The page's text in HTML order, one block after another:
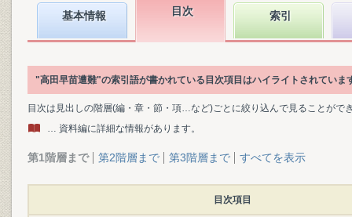
基本情報 目次 索引
"高田早苗遭難"の索引語が書かれている目次項目はハイライトされていま
目次は見出しの階層(編・章・節・項…など)ごとに絞り込んで見ることがで
… 資料編に詳細な情報があります。
第1階層まで 第2階層まで 第3階層まで すべてを表示
目次項目